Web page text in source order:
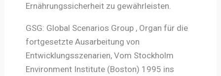
Ernährungssicherheit zu gewährleisten.
GSG: Global Scenarios Group , Organ für die
fortgesetzte Ausarbeitung von
Entwicklungsszenarien, Vom Stockholm
Environment Institute (Boston) 1995 ins